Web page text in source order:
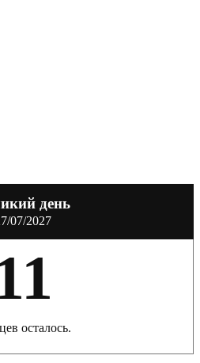
день
07/2027
осталось.